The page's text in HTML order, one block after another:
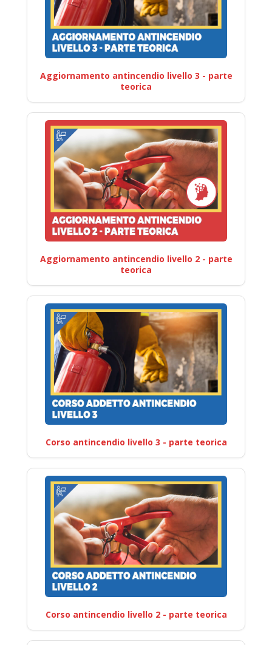
Aggiornamento antincendio livello 3 - parte
teorica
Aggiornamento antincendio livello 2 - parte
teorica
Corso antincendio livello 3 - parte teorica
Corso antincendio livello 2 - parte teorica